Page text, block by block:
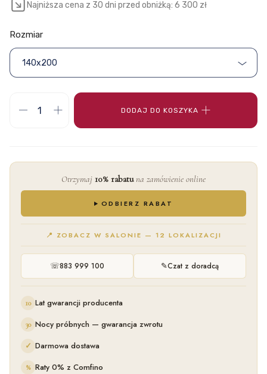
Najniższa cena z 30 dni przed obniżką: 6 300 zł
Rozmiar
140x200
DODAJ DO KOSZYKA
Otrzymaj 10% rabatuna zamówienie online
ODBIERZ RABAT
📍 ZOBACZ W SALONIE — 12 LOKALIZACJI
☏883 999 100 ✎Czat z doradcą
10 Lat gwarancji producenta
30 Nocy próbnych — gwarancja zwrotu
✓ Darmowa dostawa
% Raty 0% z Comfino